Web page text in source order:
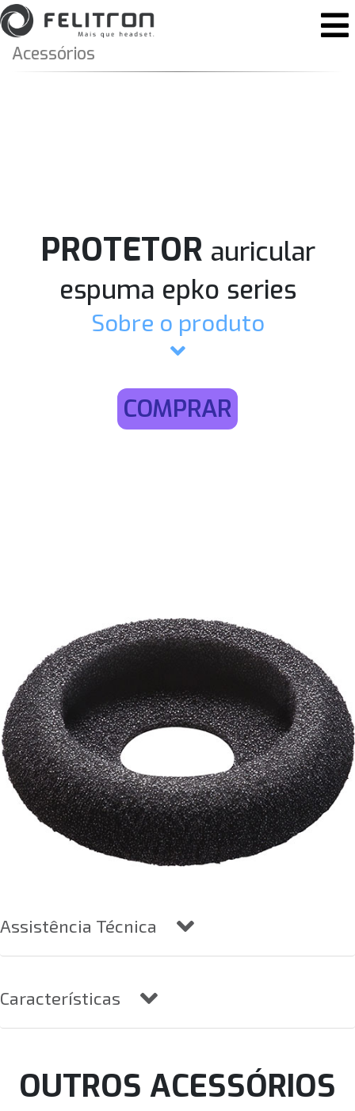
Pular para o conteúdo
Navegação principal
Acessórios
PROTETOR auricular
espuma epko series
Sobre o produto
COMPRAR
Assistência Técnica
Características
OUTROS ACESSÓRIOS